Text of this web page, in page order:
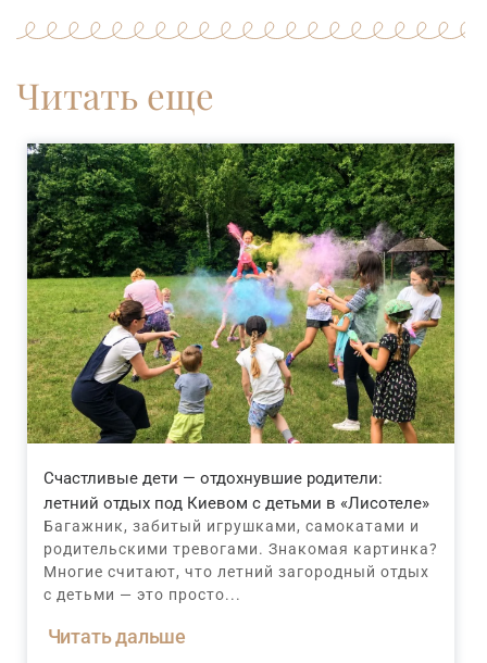
Читать еще
Счастливые дети — отдохнувшие родители:
летний отдых под Киевом с детьми в «Лисотеле»
Багажник, забитый игрушками, самокатами и
родительскими тревогами. Знакомая картинка?
Многие считают, что летний загородный отдых
с детьми — это просто...
Читать дальше